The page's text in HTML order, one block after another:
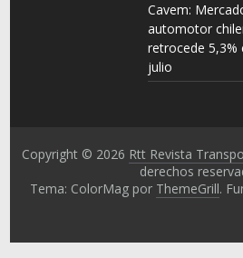
Cavem:
automotor
retrocede 5,3%
julio
Copyright © 2026 Rtt Revista
derechos
Tema: ColorMag por ThemeGrill.